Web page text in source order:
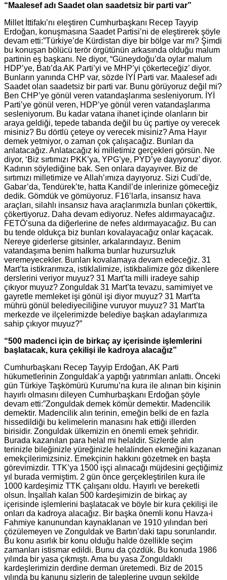
“Maalesef adı Saadet olan saadetsiz bir parti var”
Millet İttifakı’nı eleştiren Cumhurbaşkanı Recep Tayyip
Erdoğan, konuşmasına Saadet Partisi’ni de eleştirerek şöyle
devam etti:”Türkiye’de Kürdistan diye bir bölge var mı? Şimdi
bu konuşan bölücü terör örgütünün arkasında olduğu malum
partinin eş başkanı. Ne diyor, “Güneydoğu’da oylar malum
HDP’ye, Batı’da AK Parti’yi ve MHP’yi çökerteceğiz’ diyor.
Bunların yanında CHP var, sözde İYİ Parti var. Maalesef adı
Saadet olan saadetsiz bir parti var. Bunu görüyoruz değil mi?
Ben CHP’ye gönül veren vatandaşlarıma sesleniyorum. İYİ
Parti’ye gönül veren, HDP’ye gönül veren vatandaşlarıma
sesleniyorum. Bu kadar vatana ihanet içinde olanların bir
araya geldiği, tepede tabanda değil bu üç partiye oy verecek
misiniz? Bu dörtlü çeteye oy verecek misiniz? Ama Hayır
demek yetmiyor, o zaman çok çalışacağız. Bunları da
anlatacağız. Anlatacağız ki milletimiz gerçekleri görsün. Ne
diyor, ‘Biz sırtımızı PKK’ya, YPG’ye, PYD’ye dayıyoruz’ diyor.
Kadının söylediğine bak. Sen onlara dayayıver. Biz de
sırtımızı milletimize ve Allah’ımıza dayıyoruz. Sizi Cudi’de,
Gabar’da, Tendürek’te, hatta Kandil’de inlerinize gömeceğiz
dedik. Gömdük ve gömüyoruz. F16’larla, insansız hava
araçları, silahlı insansız hava araçlarımızla bunları çökerttik,
çökertiyoruz. Daha devam ediyoruz. Nefes aldırmayacağız.
FETÖ’suna da diğerlerine de nefes aldırmayacağız. Bu can
bu tende oldukça biz bunları kovalayacağız onlar kaçacak.
Nereye giderlerse gitsinler, arkalarındayız. Benim
vatandaşıma benim halkıma bunlar huzursuzluk
veremeyecekler. Bunları kovalamaya devam edeceğiz. 31
Mart’ta istikrarımıza, istiklalimize, istikbalimize göz dikenlere
derslerini veriyor muyuz? 31 Mart’ta milli iradeye sahip
çıkıyor muyuz? Zonguldak 31 Mart’ta tevazu, samimiyet ve
gayretle memleket işi gönül işi diyor muyuz? 31 Mart’ta
mührü gönül belediyeciliğine vuruyor muyuz? 31 Mart’ta
merkezde ve ilçelerimizde belediye başkan adaylarımıza
sahip çıkıyor muyuz?”
“500 madenci için de birkaç ay içerisinde işlemlerini
başlatacak, kura çekilişi ile kadroya alacağız”
Cumhurbaşkanı Recep Tayyip Erdoğan, AK Parti
hükumetlerinin Zonguldak’a yaptığı yatırımları anlattı. Önceki
gün Türkiye Taşkömürü Kurumu’na kura ile alınan bin kişinin
hayırlı olmasını dileyen Cumhurbaşkanı Erdoğan şöyle
devam etti:”Zonguldak demek kömür demektir. Madencilik
demektir. Madencilik alın terinin, emeğin belki de en fazla
hissedildiği bu kelimelerin manasını hak ettiği illerden
birisidir. Zonguldak ülkemizin en önemli emek şehridir.
Burada kazanılan para helal mi helaldir. Sizlerde alın
terinizle bileğinizle yüreğinizle helalinden ekmeğini kazanan
emekçilerimizsiniz. Emekçinin hakkını gözetmek en başta
görevimizdir. TTK’ya 1500 işçi alınacağı müjdesini geçtiğimiz
yıl burada vermiştim. 2 gün önce gerçekleştirilen kura ile
1000 kardeşimiz TTK çalışanı oldu. Hayırlı ve bereketli
olsun. İnşallah kalan 500 kardeşimizin de birkaç ay
içerisinde işlemlerini başlatacak ve böyle bir kura çekilişi ile
onları da kadroya alacağız. Bir başka önemli konu Havza-i
Fahmiye kanunundan kaynaklanan ve 1910 yılından beri
çözülemeyen ve Zonguldak ve Bartın’daki tapu sorunlarıdır.
Bu konu asırlık bir konu olduğu halde özellikle seçim
zamanları istismar edildi. Bunu da çözdük. Bu konuda 1986
yılında bir yasa çıkmıştı. Ama bu yasa Zonguldaklı
kardeşlerimizin derdine derman üretemedi. Biz de 2015
yılında bu kanunu sizlerin de taleplerine uygun şekilde